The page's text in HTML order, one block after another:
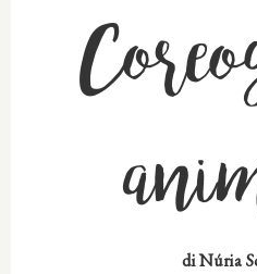
diNúria